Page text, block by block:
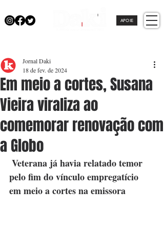
APOIE
Em meio a cortes, Susana
Vieira viraliza ao
comemorar renovação com
a Globo
Jornal Daki
18 de fev. de 2024
pelo fim do vínculo empregatício
em meio a cortes na emissora